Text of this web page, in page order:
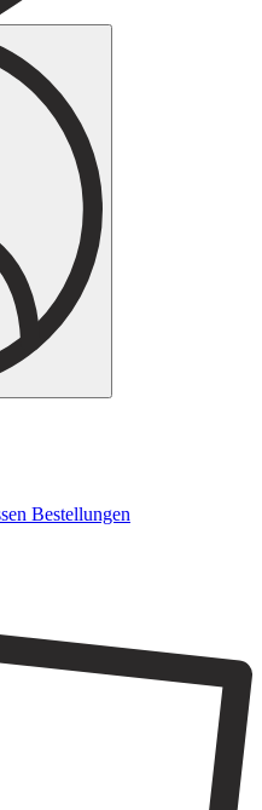
Bestellungen